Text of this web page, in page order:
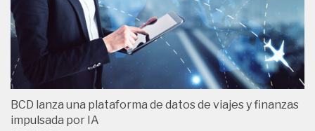
BCD lanza una plataforma de datos de viajes y finanzas
impulsada por IA